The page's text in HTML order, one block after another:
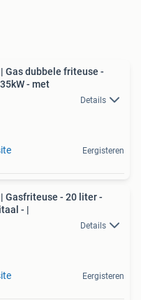
Gas dubbele friteuse -
- met
Details
Eergisteren
Gasfriteuse - 20 liter -
- |
Details
Eergisteren